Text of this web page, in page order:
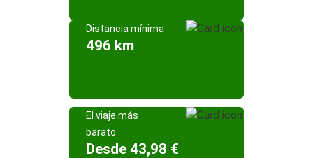
Distancia mínima
496 km
El viaje más
barato
Desde 43,98 €